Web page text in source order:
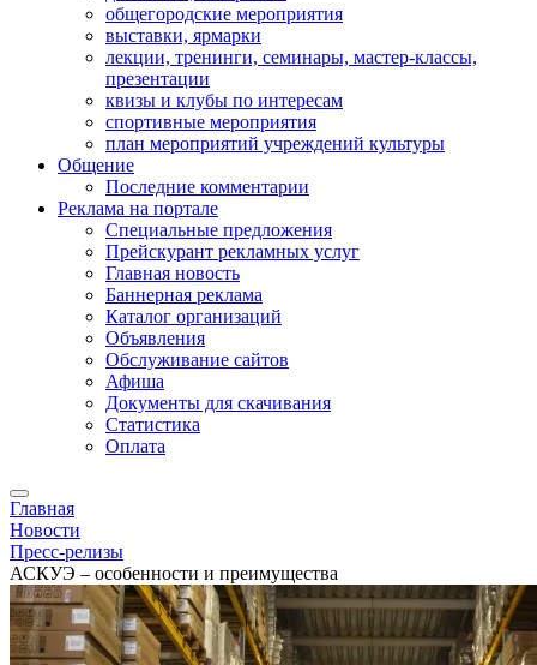
общегородские мероприятия
выставки, ярмарки
лекции, тренинги, семинары, мастер-классы,
презентации
квизы и клубы по интересам
спортивные мероприятия
план мероприятий учреждений культуры
Общение
Последние комментарии
Реклама на портале
Специальные предложения
Прейскурант рекламных услуг
Главная новость
Баннерная реклама
Каталог организаций
Объявления
Обслуживание сайтов
Афиша
Документы для скачивания
Статистика
Оплата
Главная
Новости
Пресс-релизы
АСКУЭ – особенности и преимущества